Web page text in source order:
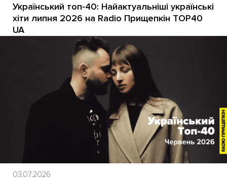
Український топ-40: Найактуальніші українські
хіти липня 2026 на Radio Прищепкін TOP40
UA
03.07.2026